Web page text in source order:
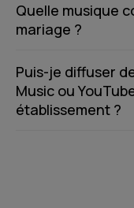
Quelle musique
mariage ?
Puis-je diffuser
Music ou
établissement ?